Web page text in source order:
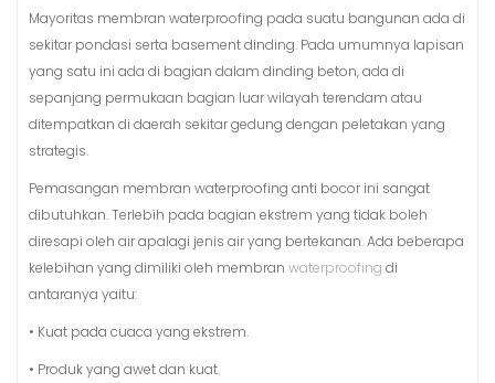
Mayoritas membran waterproofing pada suatu bangunan ada di
sekitar pondasi serta basement dinding. Pada umumnya lapisan
yang satu ini ada di bagian dalam dinding beton, ada di
sepanjang permukaan bagian luar wilayah terendam atau
ditempatkan di daerah sekitar gedung dengan peletakan yang
strategis.
Pemasangan membran waterproofing anti bocor ini sangat
dibutuhkan. Terlebih pada bagian ekstrem yang tidak boleh
diresapi oleh air apalagi jenis air yang bertekanan. Ada beberapa
kelebihan yang dimiliki oleh membran waterproofing di
antaranya yaitu:
• Kuat pada cuaca yang ekstrem.
• Produk yang awet dan kuat.